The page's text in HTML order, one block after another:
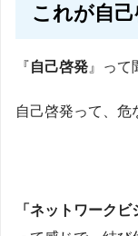
これが自己
『自己啓発 』って
自己啓発って、危
「ネットワーク